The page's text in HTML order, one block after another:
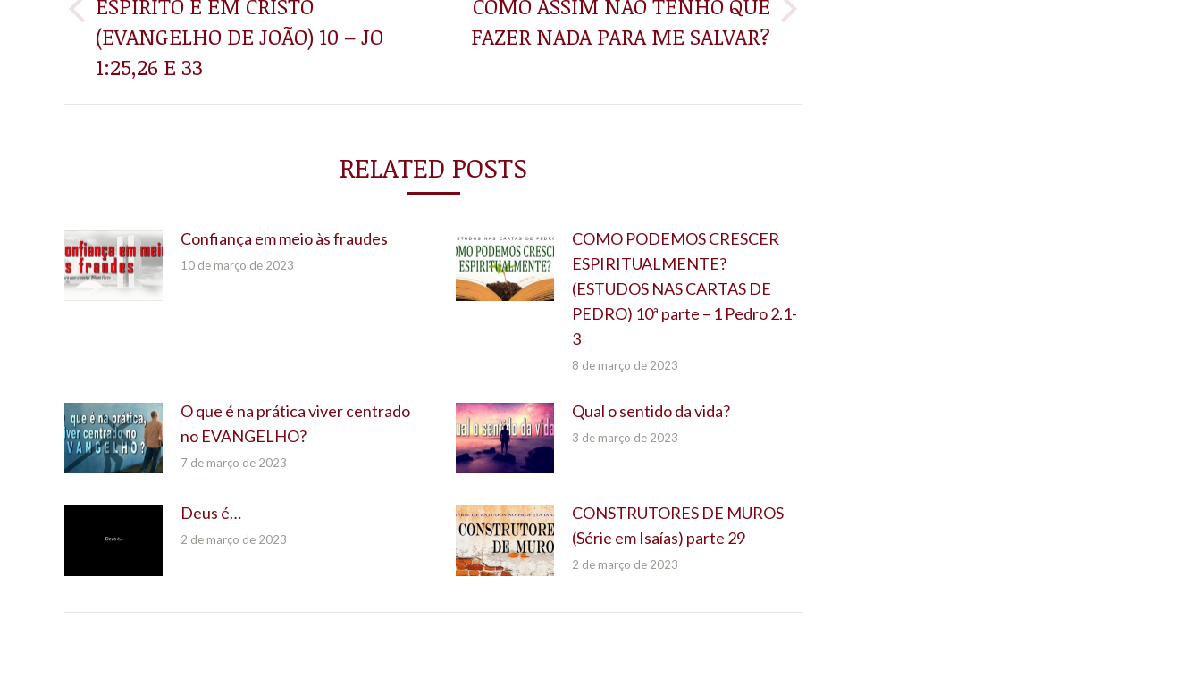
POST:
Post
anterior:
(EVANGELHO DE JOÃO) 10 – JO
1:25,26 E 33
Próximo
post:
FAZER NADA PARA ME SALVAR?
RELATED POSTS
Confiança em meio às fraudes
10 de março de 2023
COMO PODEMOS CRESCER
ESPIRITUALMENTE?
(ESTUDOS NAS CARTAS DE
PEDRO) 10ª parte – 1 Pedro 2.1-
3
8 de março de 2023
O que é na prática viver centrado
no EVANGELHO?
7 de março de 2023
Qual o sentido da vida?
3 de março de 2023
Deus é…
2 de março de 2023
CONSTRUTORES DE MUROS
(Série em Isaías) parte 29
2 de março de 2023